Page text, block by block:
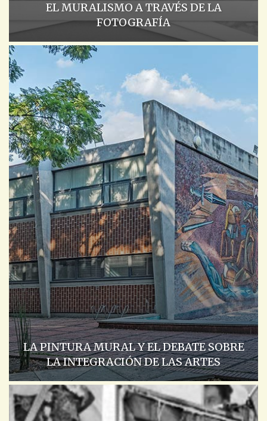
EL MURALISMO A TRAVÉS DE LA
FOTOGRAFÍA
LA PINTURA MURAL Y EL DEBATE SOBRE
LA INTEGRACIÓN DE LAS ARTES
ACADEMIA